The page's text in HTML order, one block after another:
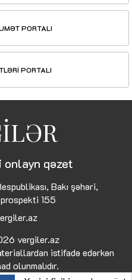
PORTALI
PORTALI
qəzet
Bakı şəhəri,
155
vergiler.az
istifadə edərkən
olunmalıdır.